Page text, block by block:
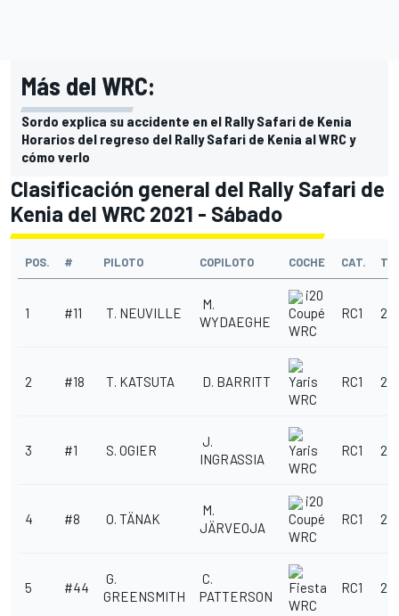
Más del WRC:
Sordo explica su accidente en el Rally Safari de Kenia
Horarios del regreso del Rally Safari de Kenia al WRC y
cómo verlo
Clasificación general del Rally Safari de
Kenia del WRC 2021 - Sábado
POS. # PILOTO COPILOTO COCHE CAT.
1 #11 T. NEUVILLE
M.
WYDAEGHE
i20
Coupé
WRC
RC1
2 #18 T. KATSUTA D. BARRITT
Yaris
WRC
RC1
3 #1 S. OGIER
J.
INGRASSIA
Yaris
WRC
RC1
4 #8 O. TÄNAK
M.
JÄRVEOJA
i20
Coupé
WRC
RC1
5 #44
G.
GREENSMITH
C.
PATTERSON
Fiesta
WRC
RC1